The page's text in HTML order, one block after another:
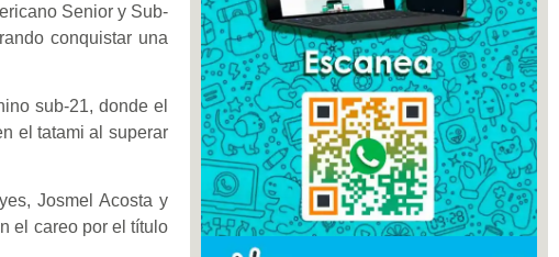
Senior y Sub-
conquistar una
sub-21, donde el
el tatami al superar
Josmel Acosta y
el careo por el título